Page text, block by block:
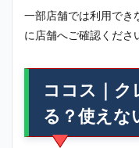
一部店舗では利用でき
に店舗へご確認くださ
ココス｜ク
る？使えな